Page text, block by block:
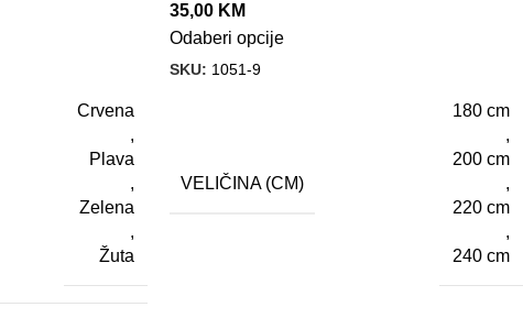
Crvena
,
Plava
,
Zelena
,
Žuta
35,00 KM
Odaberi opcije
SKU: 1051-9
VELIČINA (CM)
180 cm
,
200 cm
,
220 cm
,
240 cm